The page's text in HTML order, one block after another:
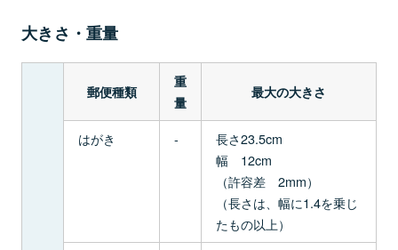
大きさ・重量
郵便種類
重
量
最大の大きさ
はがき -
長さ23.5cm
幅 12cm
（許容差 2mm）
（長さは、幅に1.4を乗じ
たもの以上）